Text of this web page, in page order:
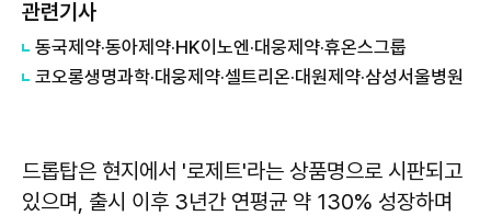
관련기사
동국제약·동아제약·HK이노엔·대웅제약·휴온스그룹
코오롱생명과학·대웅제약·셀트리온·대원제약·삼성서울병원
드롭탑은 현지에서 '로제트'라는 상품명으로 시판되고
있으며, 출시 이후 3년간 연평균 약 130% 성장하며